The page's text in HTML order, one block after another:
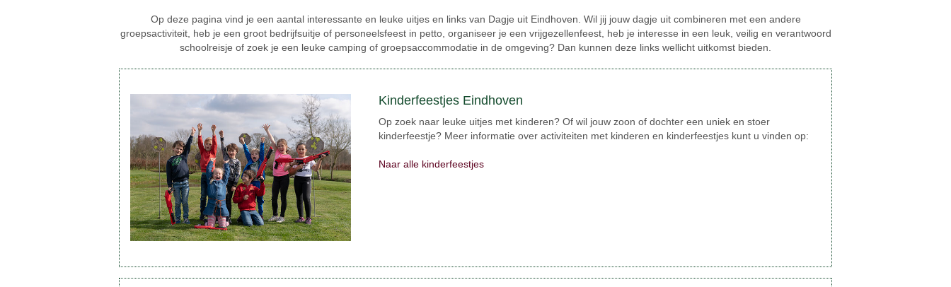
Op deze pagina vind je een aantal interessante en leuke uitjes en links van Dagje uit Eindhoven. Wil jij jouw dagje uit combineren met een andere
groepsactiviteit, heb je een groot bedrijfsuitje of personeelsfeest in petto, organiseer je een vrijgezellenfeest, heb je interesse in een leuk, veilig en verantwoord
schoolreisje of zoek je een leuke camping of groepsaccommodatie in de omgeving? Dan kunnen deze links wellicht uitkomst bieden.
Kinderfeestjes Eindhoven
Op zoek naar leuke uitjes met kinderen? Of wil jouw zoon of dochter een uniek en stoer
kinderfeestje? Meer informatie over activiteiten met kinderen en kinderfeestjes kunt u vinden op:
Naar alle kinderfeestjes